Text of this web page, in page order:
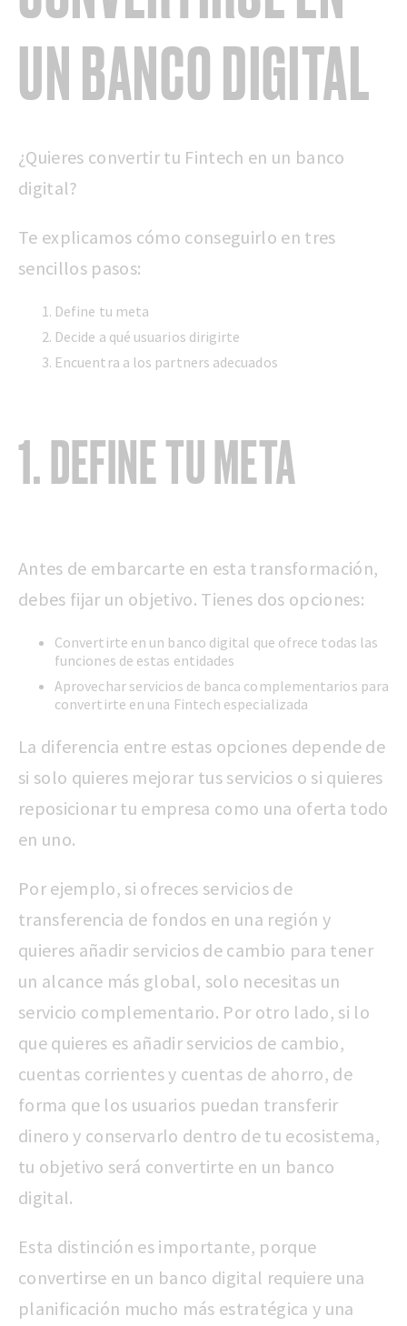
UN BANCO DIGITAL
¿Quieres convertir tu Fintech en un banco
digital?
Te explicamos cómo conseguirlo en tres
sencillos pasos:
Define tu meta
Decide a qué usuarios dirigirte
Encuentra a los partners adecuados
1. DEFINE TU META
Antes de embarcarte en esta transformación,
debes fijar un objetivo. Tienes dos opciones:
Convertirte en un banco digital que ofrece todas las
funciones de estas entidades
Aprovechar servicios de banca complementarios para
convertirte en una Fintech especializada
La diferencia entre estas opciones depende de
si solo quieres mejorar tus servicios o si quieres
reposicionar tu empresa como una oferta todo
en uno.
Por ejemplo, si ofreces servicios de
transferencia de fondos en una región y
quieres añadir servicios de cambio para tener
un alcance más global, solo necesitas un
servicio complementario. Por otro lado, si lo
que quieres es añadir servicios de cambio,
cuentas corrientes y cuentas de ahorro, de
forma que los usuarios puedan transferir
dinero y conservarlo dentro de tu ecosistema,
tu objetivo será convertirte en un banco
digital.
Esta distinción es importante, porque
convertirse en un banco digital requiere una
planificación mucho más estratégica y una